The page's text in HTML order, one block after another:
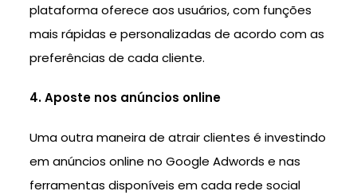
plataforma oferece aos usuários, com funções
mais rápidas e personalizadas de acordo com as
preferências de cada cliente.
4. Aposte nos anúncios online
Uma outra maneira de atrair clientes é investindo
em anúncios online no Google Adwords e nas
ferramentas disponíveis em cada rede social